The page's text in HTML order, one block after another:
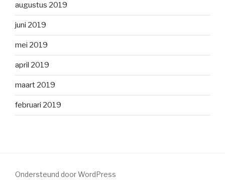
augustus 2019
juni 2019
mei 2019
april 2019
maart 2019
februari 2019
Ondersteund door WordPress